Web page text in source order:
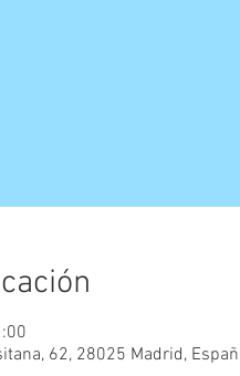
62, 28025 Madrid,